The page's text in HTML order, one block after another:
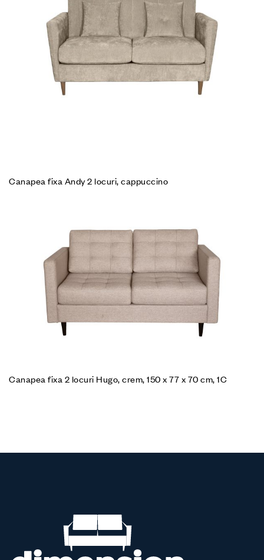
Canapea fixa Andy 2 locuri, cappuccino
Canapea fixa 2 locuri Hugo, crem, 150 x 77 x 70 cm, 1C